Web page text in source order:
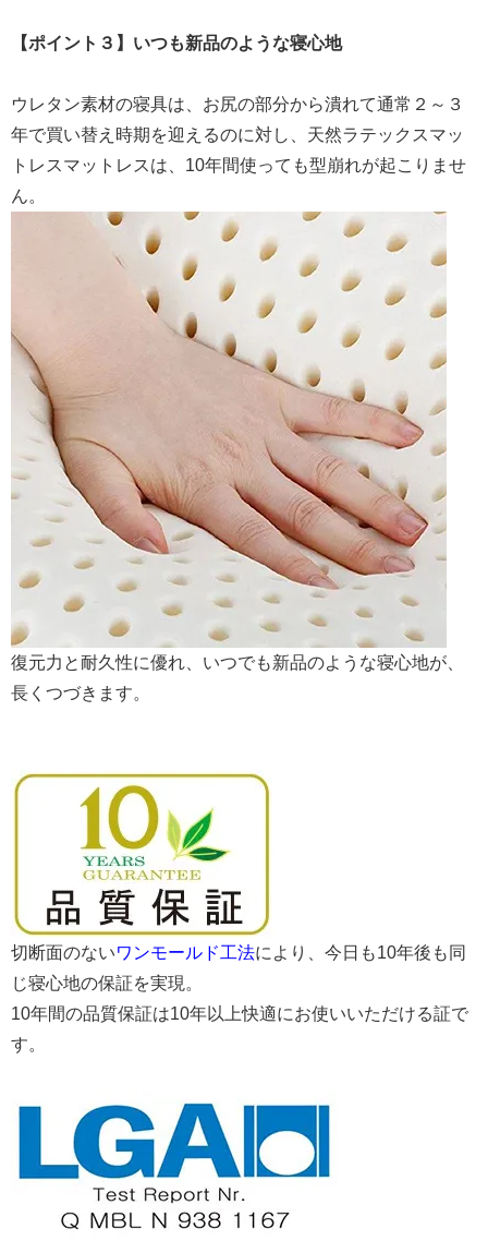
【ポイント３】いつも新品のような寝心地
ウレタン素材の寝具は、お尻の部分から潰れて通常２～３
年で買い替え時期を迎えるのに対し、天然ラテックスマッ
トレスマットレスは、10年間使っても型崩れが起こりませ
ん。
復元力と耐久性に優れ、いつでも新品のような寝心地が、
長くつづきます。
切断面のないワンモールド工法により、今日も10年後も同
じ寝心地の保証を実現。
10年間の品質保証は10年以上快適にお使いいただける証で
す。